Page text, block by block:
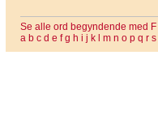
Se alle ord begyndende med F
a b c d e f g h i j k m n o p q r s